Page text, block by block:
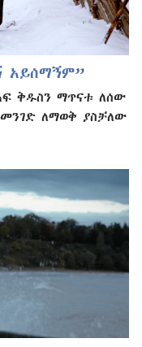
አይሰማኝም”
ቅዱስን ማጥናቱ ለሰው
ለማወቅ ያስቻለው